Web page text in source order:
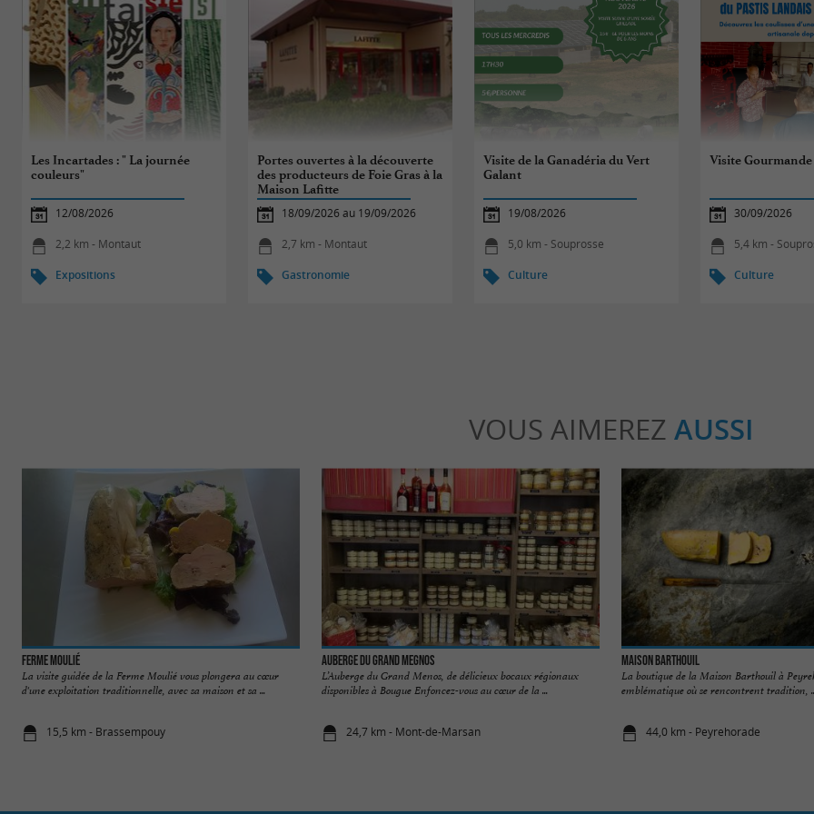
Les Incartades : " La journée
couleurs"
12/08/2026
2,2 km - Montaut
Expositions
Portes ouvertes à la découverte
des producteurs de Foie Gras à la
Maison Lafitte
18/09/2026 au 19/09/2026
2,7 km - Montaut
Gastronomie
Visite de la Ganadéria du Vert
Galant
19/08/2026
5,0 km - Souprosse
Culture
Visite Gourmande
30/09/2026
5,4 km -
Culture
VOUS AIMEREZ AUSSI
Ferme Moulié
La visite guidée de la Ferme Moulié vous plongera au cœur
d'une exploitation traditionnelle, avec sa maison et sa ...
15,5 km - Brassempouy
Auberge du Grand Megnos
L’Auberge du Grand Menos, de délicieux bocaux régionaux
disponibles à Bougue Enfoncez-vous au cœur de la ...
24,7 km - Mont-de-Marsan
Maison Barthouil
La boutique de la Maison Barthouil à
emblématique où se rencontrent tradition,
44,0 km - Peyrehorade